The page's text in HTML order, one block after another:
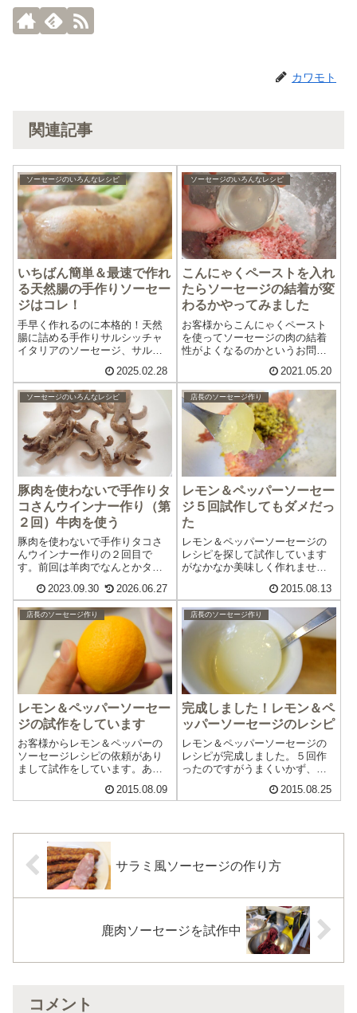
カワモト
関連記事
ソーセージのいろんなレシピ
いちばん簡単＆最速で作れ
る天然腸の手作りソーセー
ジはコレ！
手早く作れるのに本格的！天然
腸に詰める手作りサルシッチャ
イタリアのソーセージ、サルシ
生ソーセージです。しかし、本
格的に作るとなると、一筋縄で
はいきません。前日から肉を塩
漬けしたり、腸詰めした後に一
晩乾燥させたりと...
2025.02.28
ソーセージのいろんなレシピ
こんにゃくペーストを入れ
たらソーセージの結着が変
わるかやってみました
お客様からこんにゃくペースト
を使ってソーセージの肉の結着
性がよくなるのかというお問い
てみたことがない＆気になった
ので、こんにゃくペーストを使
ってソーセージを作ってみまし
た。結論からいいますと、こん
にゃくペーストを...
2021.05.20
ソーセージのいろんなレシピ
豚肉を使わないで手作りタ
コさんウインナー作り（第
２回）牛肉を使う
豚肉を使わないで手作りタコさ
んウインナー作りの２回目で
す。前回は羊肉でなんとかタコ
きました。今回は、牛肉を使っ
てウインナーを作り、それをタ
コさんにしてみようと思いま
す。宗教上の理由で豚肉を使わ
ないで作れないという...
2023.09.30 2026.06.27
店長のソーセージ作り
レモン＆ペッパーソーセー
ジ５回試作してもダメだっ
た
レモン＆ペッパーソーセージの
レシピを探して試作しています
がなかなか美味しく作れませ
でした。とりあえず、５回の失
敗の内容をまとめました。ソー
セージ作りに興味のある方は、
オリジナルソーセージ作りの参
考にしてください。...
2015.08.13
店長のソーセージ作り
レモン＆ペッパーソーセー
ジの試作をしています
お客様からレモン＆ペッパーの
ソーセージレシピの依頼があり
まして試作をしています。あと
ーソーセージになるのですが、
「材料」豚ひき肉 400g塩 10g
砂糖 16...
2015.08.09
店長のソーセージ作り
完成しました！レモン＆ペ
ッパーソーセージのレシピ
レモン＆ペッパーソーセージの
レシピが完成しました。５回作
ったのですがうまくいかず、次
た。ただ、試作のソーセージ５
のチャレンジです。実は６回目
2015.08.25
サラミ風ソーセージの作り方
鹿肉ソーセージを試作中
コメント